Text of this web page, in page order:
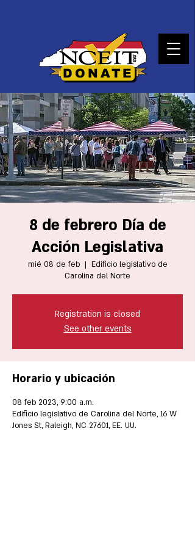
DONATE
8 de febrero Día de
Acción Legislativa
mié 08 de feb
  |
Edificio legislativo de
Carolina del Norte
Registration is closed
See other events
Horario y ubicación
08 feb 2023, 9:00 a.m.
Edificio legislativo de Carolina del Norte, 16 W
Jones St, Raleigh, NC 27601, EE. UU.